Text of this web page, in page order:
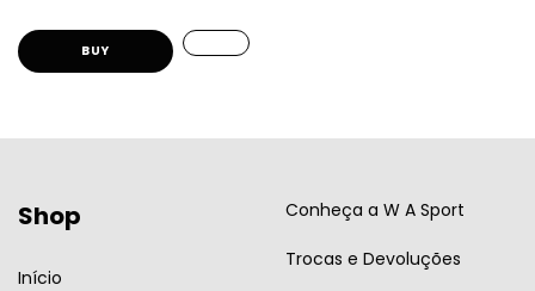
BUY
Shop
Início
Conheça a W A Sport
Trocas e Devoluções